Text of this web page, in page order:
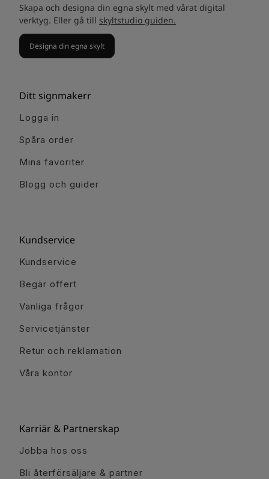
Skapa och designa din egna skylt med vårat digital
verktyg. Eller gå till skyltstudio guiden.
Designa din egna skylt
Ditt signmakerr
Logga in
Spåra order
Mina favoriter
Blogg och guider
Kundservice
Kundservice
Begär offert
Vanliga frågor
Servicetjänster
Retur och reklamation
Våra kontor
Karriär & Partnerskap
Jobba hos oss
Bli återförsäljare & partner